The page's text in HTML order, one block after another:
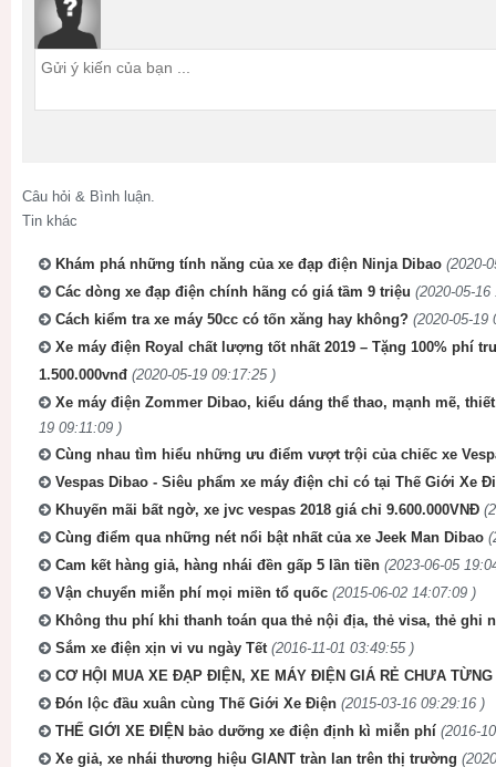
Câu hỏi & Bình luận.
Tin khác
Khám phá những tính năng của xe đạp điện Ninja Dibao (2020-
Các dòng xe đạp điện chính hãng có giá tầm 9 triệu (2020-05-16
Cách kiểm tra xe máy 50cc có tốn xăng hay không? (2020-05-19
Xe máy điện Royal chất lượng tốt nhất 2019 – Tặng 100% phí
1.500.000vnđ (2020-05-19 09:17:25 )
Xe máy điện Zommer Dibao, kiểu dáng thể thao, mạnh mẽ,
19 09:11:09 )
Cùng nhau tìm hiểu những ưu điểm vượt trội của chiếc xe
Vespas Dibao - Siêu phẩm xe máy điện chỉ có tại Thế Giới Xe
Khuyến mãi bất ngờ, xe jvc vespas 2018 giá chỉ 9.600.000VNĐ
Cùng điểm qua những nét nổi bật nhất của xe Jeek Man Dibao
Cam kết hàng giả, hàng nhái đền gấp 5 lần tiền (2023-06-05
Vận chuyển miễn phí mọi miền tổ quốc (2015-06-02 14:07:09 )
Không thu phí khi thanh toán qua thẻ nội địa, thẻ visa, thẻ ghi
Sắm xe điện xịn vi vu ngày Tết (2016-11-01 03:49:55 )
CƠ HỘI MUA XE ĐẠP ĐIỆN, XE MÁY ĐIỆN GIÁ RẺ CHƯA TỪNG
Đón lộc đầu xuân cùng Thế Giới Xe Điện (2015-03-16 09:29:16 )
THẾ GIỚI XE ĐIỆN bảo dưỡng xe điện định kì miễn phí (2016-
Xe giả, xe nhái thương hiệu GIANT tràn lan trên thị trường